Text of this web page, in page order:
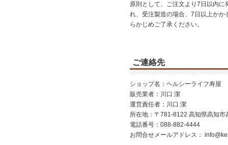
原則として、ご注文より7日以内に
れ、受注製造の場合、7日以上かか
らかじめご了承ください。
ご連絡先
ショップ名：ヘルシーライフ寿屋
販売業者：川口 潔
運営責任者：川口 潔
所在地：〒781-8122 高知県高知市
電話番号：088-882-4444
お問合せメールアドレス： i